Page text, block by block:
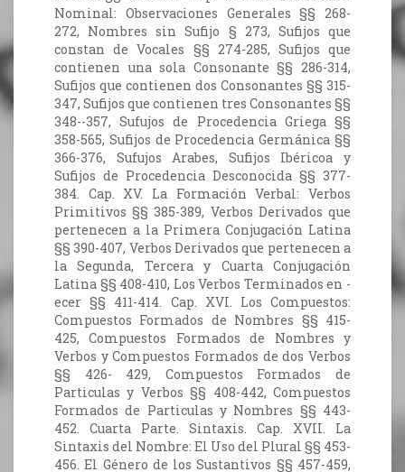
Nominal: Observaciones Generales §§ 268-
272, Nombres sin Sufijo § 273, Sufijos que
constan de Vocales §§ 274-285, Sufijos que
contienen una sola Consonante §§ 286-314,
Sufijos que contienen dos Consonantes §§ 315-
347, Sufijos que contienen tres Consonantes §§
348--357, Sufujos de Procedencia Griega §§
358-565, Sufijos de Procedencia Germánica §§
366-376, Sufujos Arabes, Sufijos Ibéricoa y
Sufijos de Procedencia Desconocida §§ 377-
384. Cap. XV. La Formación Verbal: Verbos
Primitivos §§ 385-389, Verbos Derivados que
pertenecen a la Primera Conjugación Latina
§§ 390-407, Verbos Derivados que pertenecen a
la Segunda, Tercera y Cuarta Conjugación
Latina §§ 408-410, Los Verbos Terminados en -
ecer §§ 411-414. Cap. XVI. Los Compuestos:
Compuestos Formados de Nombres §§ 415-
425, Compuestos Formados de Nombres y
Verbos y Compuestos Formados de dos Verbos
§§ 426- 429, Compuestos Formados de
Particulas y Verbos §§ 408-442, Compuestos
Formados de Particulas y Nombres §§ 443-
452. Cuarta Parte. Sintaxis. Cap. XVII. La
Sintaxis del Nombre: El Uso del Plural §§ 453-
456. El Género de los Sustantivos §§ 457-459,